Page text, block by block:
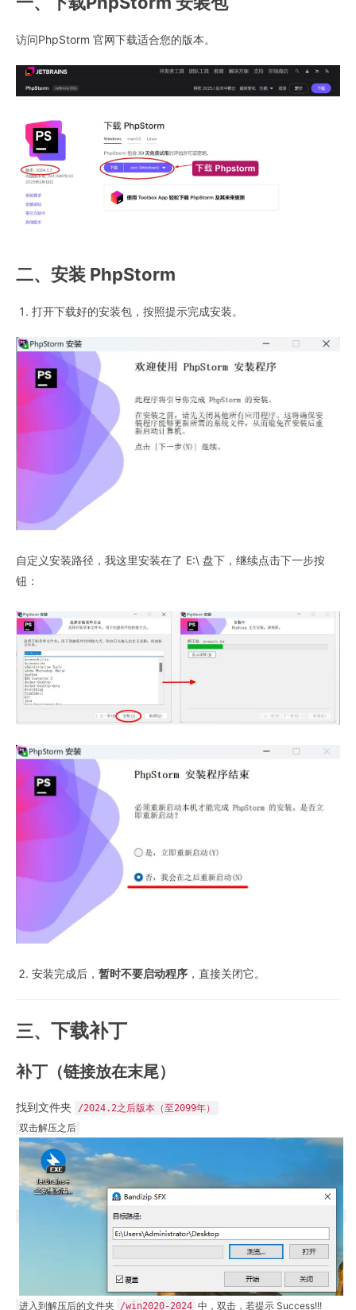
访问PhpStorm 官网下载适合您的版本。
二、安装 PhpStorm
打开下载好的安装包，按照提示完成安装。
自定义安装路径，我这里安装在了 E:\ 盘下，继续点击下一步按
钮：
安装完成后， 暂时不要启动程序 ，直接关闭它。
三、 下载补丁
补丁（链接放在末尾）
找到文件夹 /2024.2之后版本（至2099年）
双击解压之后
进入到解压后的文件夹 /win2020-2024 中，双击，若提示 Success!!!